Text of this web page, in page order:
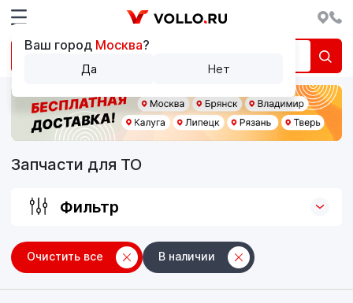
Запчасти для ТО
Фильтр
Очистить все В наличии
Ваш город Москва?
Да Нет